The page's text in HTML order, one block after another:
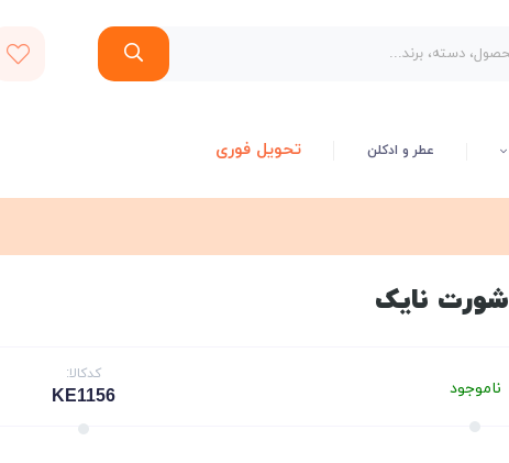
عطر و ادکلن تحویل فوری
شورت نایک
ناموجود
کدکالا:
KE1156